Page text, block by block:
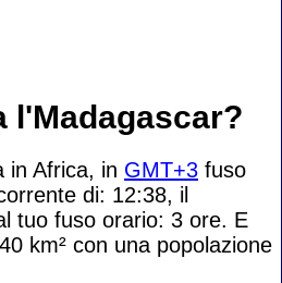
l'Madagascar?
in Africa, in GMT+3 fuso
di: 12:38, il
tuo fuso orario: 3 ore. E
km² con una popolazione